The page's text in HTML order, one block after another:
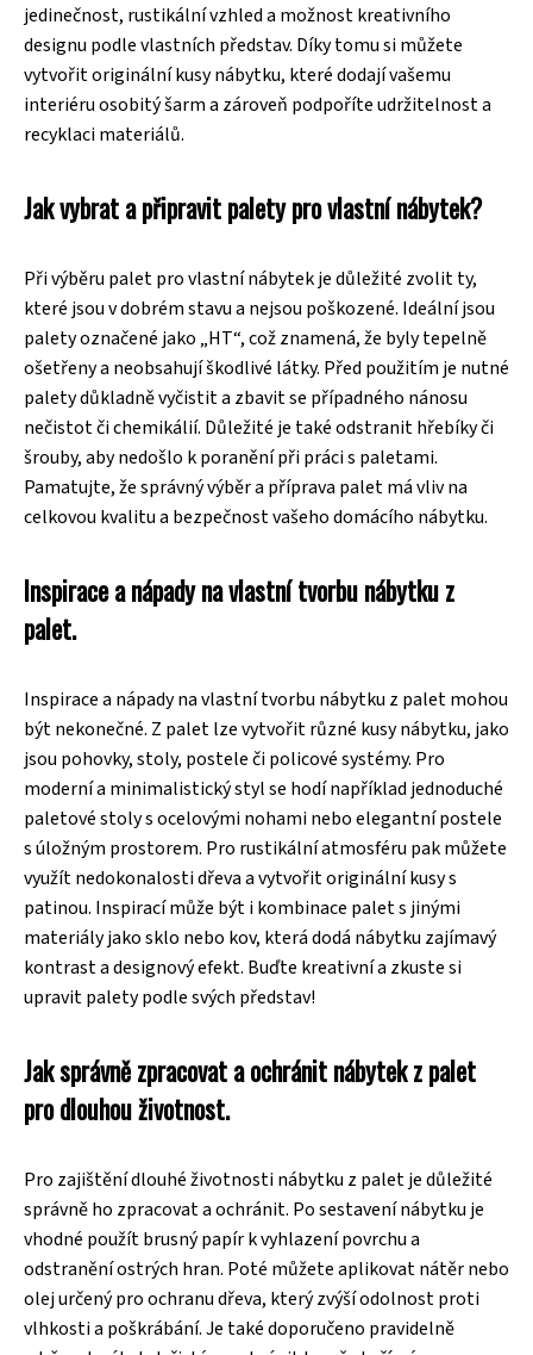
jedinečnost, rustikální vzhled a možnost kreativního
designu podle vlastních představ. Díky tomu si můžete
vytvořit originální kusy nábytku, které dodají vašemu
interiéru osobitý šarm a zároveň podpoříte udržitelnost a
recyklaci materiálů.
Jak vybrat a připravit palety pro vlastní nábytek?
Při výběru palet pro vlastní nábytek je důležité zvolit ty,
které jsou v dobrém stavu a nejsou poškozené. Ideální jsou
palety označené jako „HT“, což znamená, že byly tepelně
ošetřeny a neobsahují škodlivé látky. Před použitím je nutné
palety důkladně vyčistit a zbavit se případného nánosu
nečistot či chemikálií. Důležité je také odstranit hřebíky či
šrouby, aby nedošlo k poranění při práci s paletami.
Pamatujte, že správný výběr a příprava palet má vliv na
celkovou kvalitu a bezpečnost vašeho domácího nábytku.
Inspirace a nápady na vlastní tvorbu nábytku z
palet.
Inspirace a nápady na vlastní tvorbu nábytku z palet mohou
být nekonečné. Z palet lze vytvořit různé kusy nábytku, jako
jsou pohovky, stoly, postele či policové systémy. Pro
moderní a minimalistický styl se hodí například jednoduché
paletové stoly s ocelovými nohami nebo elegantní postele
s úložným prostorem. Pro rustikální atmosféru pak můžete
využít nedokonalosti dřeva a vytvořit originální kusy s
patinou. Inspirací může být i kombinace palet s jinými
materiály jako sklo nebo kov, která dodá nábytku zajímavý
kontrast a designový efekt. Buďte kreativní a zkuste si
upravit palety podle svých představ!
Jak správně zpracovat a ochránit nábytek z palet
pro dlouhou životnost.
Pro zajištění dlouhé životnosti nábytku z palet je důležité
správně ho zpracovat a ochránit. Po sestavení nábytku je
vhodné použít brusný papír k vyhlazení povrchu a
odstranění ostrých hran. Poté můžete aplikovat nátěr nebo
olej určený pro ochranu dřeva, který zvýší odolnost proti
vlhkosti a poškrábání. Je také doporučeno pravidelně